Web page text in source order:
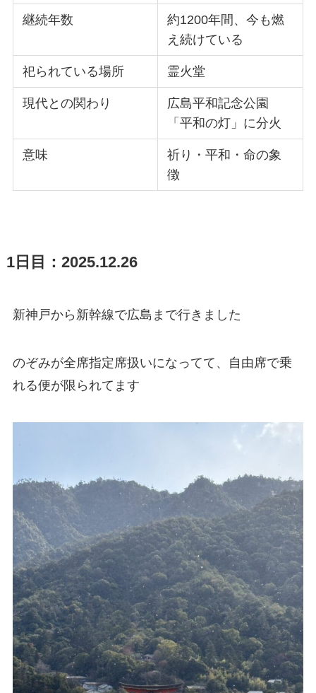
継続年数
約1200年間、今も燃
え続けている
祀られている場所 霊火堂
現代との関わり
広島平和記念公園
「平和の灯」に分火
意味
祈り・平和・命の象
徴
1日目：2025.12.26
新神戸から新幹線で広島まで行きました
のぞみが全席指定席扱いになってて、自由席で乗
れる便が限られてます